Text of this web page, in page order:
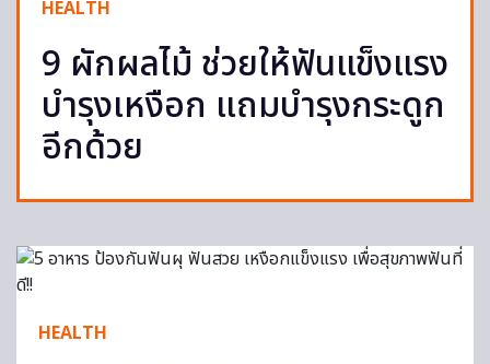
HEALTH
9 ผักผลไม้ ช่วยให้ฟันแข็งแรง
บำรุงเหงือก แถมบำรุงกระดูก
อีกด้วย
HEALTH